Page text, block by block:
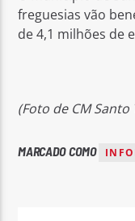
freguesias vão
de 4,1 milhões de
(Foto de CM Santo
MARCADO COMO